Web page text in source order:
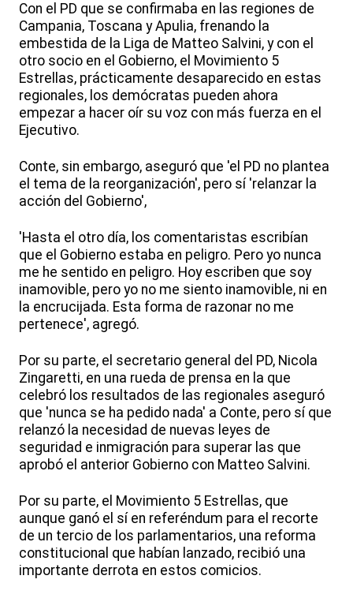
Con el PD que se confirmaba en las regiones de
Campania, Toscana y Apulia, frenando la
embestida de la Liga de Matteo Salvini, y con el
otro socio en el Gobierno, el Movimiento 5
Estrellas, prácticamente desaparecido en estas
regionales, los demócratas pueden ahora
empezar a hacer oír su voz con más fuerza en el
Ejecutivo.
Conte, sin embargo, aseguró que 'el PD no plantea
el tema de la reorganización', pero sí 'relanzar la
acción del Gobierno',
'Hasta el otro día, los comentaristas escribían
que el Gobierno estaba en peligro. Pero yo nunca
me he sentido en peligro. Hoy escriben que soy
inamovible, pero yo no me siento inamovible, ni en
la encrucijada. Esta forma de razonar no me
pertenece', agregó.
Por su parte, el secretario general del PD, Nicola
Zingaretti, en una rueda de prensa en la que
celebró los resultados de las regionales aseguró
que 'nunca se ha pedido nada' a Conte, pero sí que
relanzó la necesidad de nuevas leyes de
seguridad e inmigración para superar las que
aprobó el anterior Gobierno con Matteo Salvini.
Por su parte, el Movimiento 5 Estrellas, que
aunque ganó el sí en referéndum para el recorte
de un tercio de los parlamentarios, una reforma
constitucional que habían lanzado, recibió una
importante derrota en estos comicios.